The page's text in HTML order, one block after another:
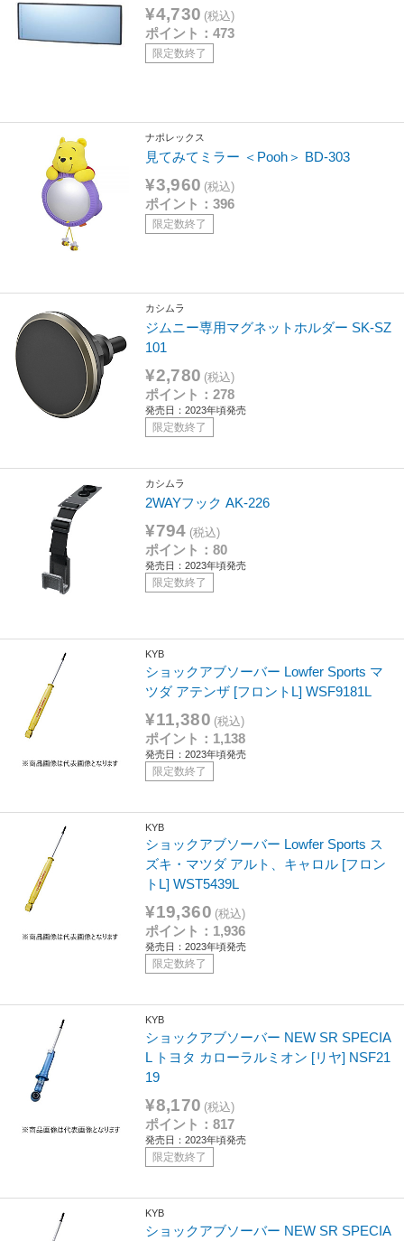
¥4,730 (税込)
ポイント：473
限定数終了
ナポレックス
見てみてミラー ＜Pooh＞ BD-303
¥3,960 (税込)
ポイント：396
限定数終了
カシムラ
ジムニー専用マグネットホルダー SK-SZ
101
¥2,780 (税込)
ポイント：278
発売日：2023年頃発売
限定数終了
カシムラ
2WAYフック AK-226
¥794 (税込)
ポイント：80
発売日：2023年頃発売
限定数終了
KYB
ショックアブソーバー Lowfer Sports マ
ツダ アテンザ [フロントL] WSF9181L
¥11,380 (税込)
ポイント：1,138
発売日：2023年頃発売
限定数終了
KYB
ショックアブソーバー Lowfer Sports ス
ズキ・マツダ アルト、キャロル [フロン
トL] WST5439L
¥19,360 (税込)
ポイント：1,936
発売日：2023年頃発売
限定数終了
KYB
ショックアブソーバー NEW SR SPECIA
L トヨタ カローラルミオン [リヤ] NSF21
19
¥8,170 (税込)
ポイント：817
発売日：2023年頃発売
限定数終了
KYB
ショックアブソーバー NEW SR SPECIA